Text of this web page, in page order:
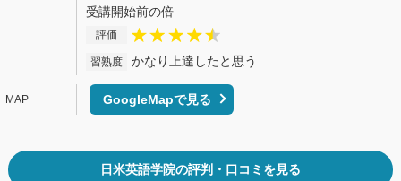
受講開始前の倍
評価
習熟度 かなり上達したと思う
GoogleMapで見る
日米英語学院の評判・口コミを見る